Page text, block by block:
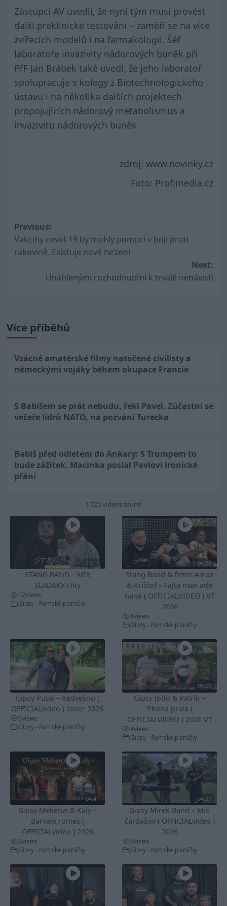
Zástupci AV uvedli, že nyní tým musí provést
další preklinické testování – zaměří se na více
zvířecích modelů i na farmakologii. Šéf
laboratoře invazivity nádorových buněk při
PřF Jan Brábek také uvedl, že jeho laboratoř
spolupracuje s kolegy z Biotechnologického
ústavu i na několika dalších projektech
propojujících nádorový metabolismus a
invazivitu nádorových buněk.
zdroj: www.novinky.cz
Foto: Profimedia.cz
Post
navigation
Previous:
Vakcíny covid-19 by mohly pomoci v boji proti
rakovině. Existuje nové tvrzení
Next:
Unáhlenými rozhodnutími k trvalé nenávisti
Více příběhů
Vzácné amatérské filmy natočené civilisty a
německými vojáky během okupace Francie
S Babišem se prát nebudu, řekl Pavel. Zúčastní se
večeře lídrů NATO, na pozvání Turecka
Babiš před odletem do Ankary: S Trumpem to
bude zážitek. Macinka poslal Pavlovi ironické
přání
1 725 videos found
23:15
STANG BAND – MIX
SLADAKY Hity
12views
Gipsy - Romské písničky
04:26
Stang Band & Peter Amax
& Krištof – Fajta man ade
nane ( OFFICIALVIDEO ) VT
2026
4views
Gipsy - Romské písničky
Gipsy Putaj – Kedvešno (
OFFICIALvideo ) cover 2026
0views
Gipsy - Romské písničky
05:07
Gipsy Jodo & Patrik –
Phena prala (
OFFICIALVIDEO ) 2026 VT
4views
Gipsy - Romské písničky
04:41
Gipsy Mekenzi & Kaly –
Barvale romes (
OFFICIALvideo ) 2026
2views
Gipsy - Romské písničky
04:29
Gipsy Mirek Band – Mix
čardašov ( OFFICIALvideo )
2026
3views
Gipsy - Romské písničky